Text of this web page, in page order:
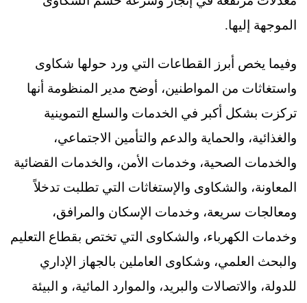
الموجهة إليها.
وفيما يخص أبرز القطاعات التي ورد حولها شكاوى
واستغاثات من المواطنين، أوضح مدير المنظومة أنها
تركزت بشكل أكبر في الخدمات والسلع التموينية
والغذائية، والحماية والدعم والتأمين الاجتماعي،
والخدمات الصحية، وخدمات الأمن، والخدمات القضائية
المعاونة، والشكاوى والإستغاثات التي تطلبت تدخلاً
ومعالجات سريعة، وخدمات الإسكان والمرافق،
وخدمات الكهرباء، والشكاوى التي تختص بقطاع التعليم
والبحث العلمي، وشكاوى العاملين بالجهاز الإداري
للدولة، والاتصالات والبريد، والموارد المائية، و البيئة